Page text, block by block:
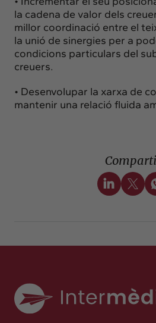
la cadena de valor dels
millor coordinació entre el
la unió de sinergies per a
condicions particulars del
creuers.
• Desenvolupar la xarxa de
mantenir una relació fluida